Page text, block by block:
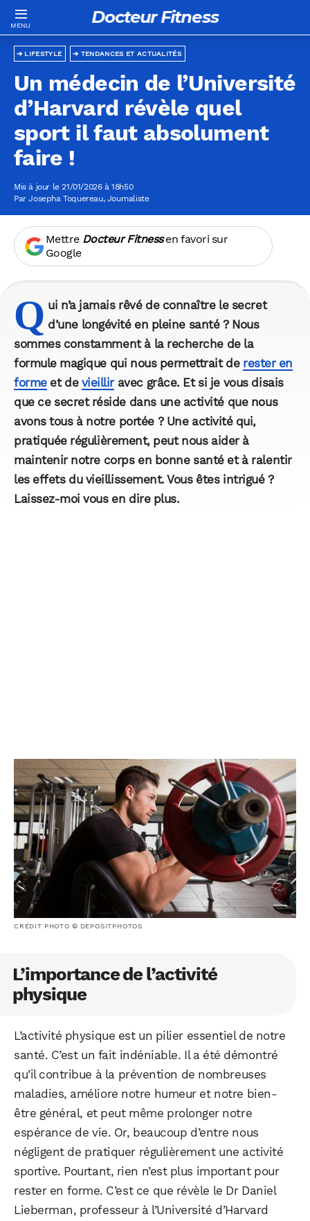
Docteur Fitness
TENDANCES ET ACTUALITÉS
LIFESTYLE
Un médecin de l’Université
d’Harvard révèle quel
sport il faut absolument
faire !
Mis à jour le 21/01/2026 à 18h50
ParJosepha Toquereau, Journaliste
Mettre Docteur Fitnessen favori sur
Google
Q ui n’a jamais rêvé de connaître le secret
d’une longévité en pleine santé ? Nous
sommes constamment à la recherche de la
formule magique qui nous permettrait de rester en
formeet de vieilliravec grâce. Et si je vous disais
que ce secret réside dans une activité que nous
avons tous à notre portée ? Une activité qui,
pratiquée régulièrement, peut nous aider à
maintenir notre corps en bonne santé et à ralentir
les effets du vieillissement. Vous êtes intrigué ?
Laissez-moi vous en dire plus.
CRÉDIT PHOTO © DEPOSITPHOTOS
L’importance de l’activité
physique
L’activité physique est un pilier essentiel de notre
santé. C’est un fait indéniable. Il a été démontré
qu’il contribue à la prévention de nombreuses
maladies, améliore notre humeur et notre bien-
être général, et peut même prolonger notre
espérance de vie. Or, beaucoup d’entre nous
négligent de pratiquer régulièrement une activité
sportive. Pourtant, rien n’est plus important pour
rester en forme. C’est ce que révèle le Dr Daniel
Lieberman, professeur à l’Université d’Harvard